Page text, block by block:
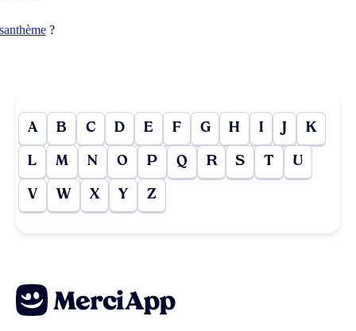
?
A B C D E F G H I J K
L M N O P Q R S T U
V W X Y Z